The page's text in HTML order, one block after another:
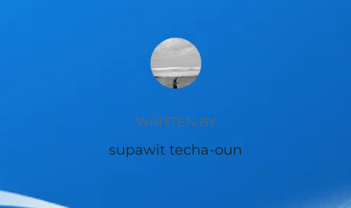
POST AUTHOR
WRITTEN BY
supawit techa-oun